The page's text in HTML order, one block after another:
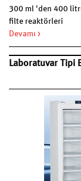
300 ml 'den 400
filte reaktörleri
Devamı >
Laboratuvar Tipi